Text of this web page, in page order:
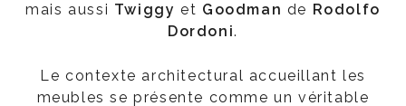
mais aussi Twiggy et Goodman de Rodolfo
Dordoni.
Le contexte architectural accueillant les
meubles se présente comme un véritable